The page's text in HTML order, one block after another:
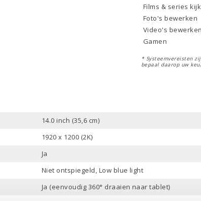
Films & series
Foto's bewerken
Video's bewerken
Gamen
* Systeemvereisten
bepaal daarop uw
14.0 inch (35,6 cm)
1920 x 1200 (2K)
Ja
Niet ontspiegeld, Low blue light
Ja (eenvoudig 360° draaien naar tablet)